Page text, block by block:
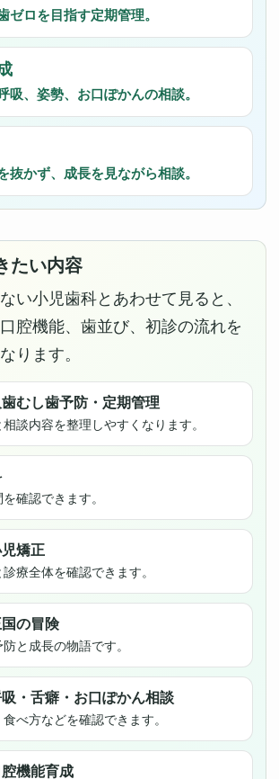
ゼロを目指す定期管理。
吸、姿勢、お口ぽかんの相談。
抜かず、成長を見ながら相談。
たい内容
い小児歯科とあわせて見ると、
腔機能、歯並び、初診の流れを
ります。
むし歯予防・定期管理
談内容を整理しやすくなります。
確認できます。
矯正
療全体を確認できます。
の冒険
と成長の物語です。
・舌癖・お口ぽかん相談
べ方などを確認できます。
機能育成